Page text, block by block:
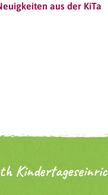
aus der KiTa